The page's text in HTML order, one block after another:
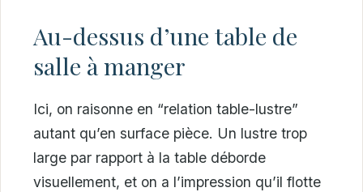
Au-dessus d’une table de
salle à manger
Ici, on raisonne en “relation table-lustre”
autant qu’en surface pièce. Un lustre trop
large par rapport à la table déborde
visuellement, et on a l’impression qu’il flotte